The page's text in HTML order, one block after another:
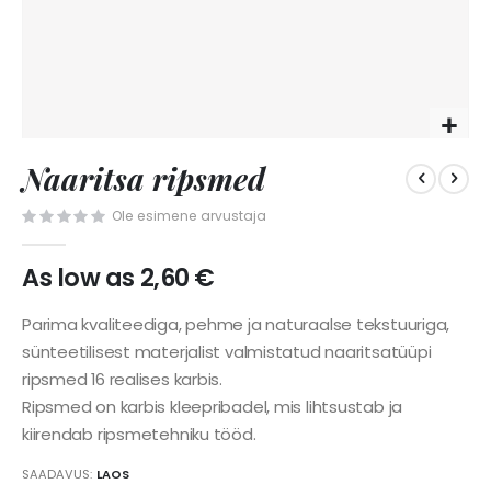
to
the
beginning
of
the
images
Naaritsa ripsmed
Ole esimene arvustaja
As low as 2,60 €
Parima kvaliteediga, pehme ja naturaalse tekstuuriga,
sünteetilisest materjalist valmistatud naaritsatüüpi
ripsmed 16 realises karbis.
Ripsmed on karbis kleepribadel, mis lihtsustab ja
kiirendab ripsmetehniku tööd.
SAADAVUS: LAOS